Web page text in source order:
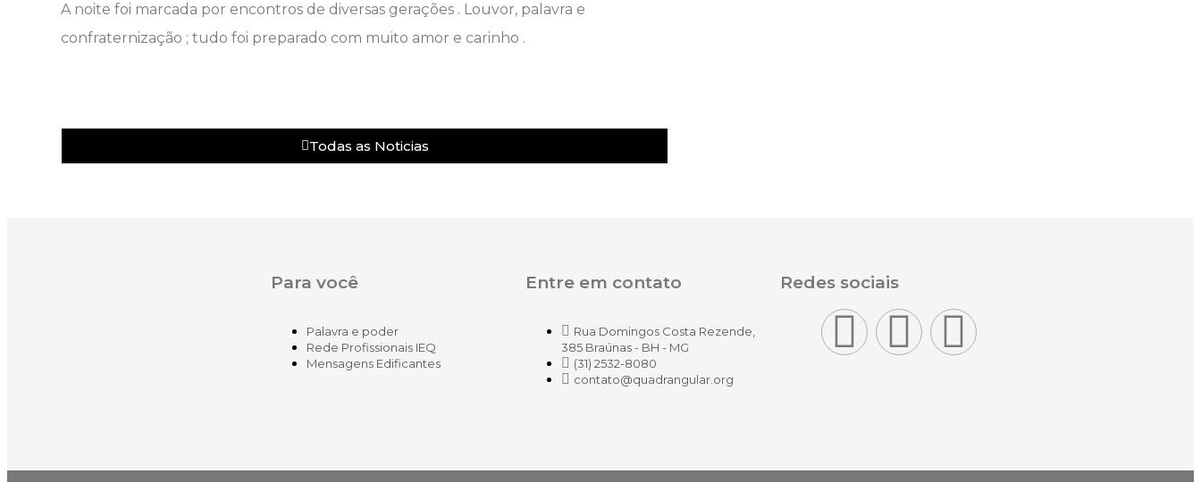
A noite foi marcada por encontros de diversas gerações . Louvor, palavra e
confraternização ; tudo foi preparado com muito amor e carinho .
Todas as Noticias
Para você
Palavra e poder
Rede Profissionais IEQ
Mensagens Edificantes
Entre em contato
Rua Domingos Costa Rezende,
385 Braúnas - BH - MG
(31) 2532-8080
contato@quadrangular.org
Redes sociais